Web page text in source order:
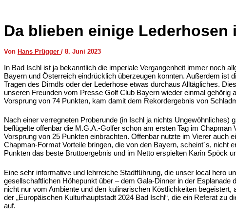
Da blieben einige
Von Hans Prügger / 8. Juni 2023
In Bad Ischl ist ja bekanntlich die imperiale Vergangenheit immer noch
Bayern und Österreich eindrücklich überzeugen konnten. Außerdem ist
Tragen des Dirndls oder der Lederhose etwas durchaus Alltägliches.
unseren Freunden vom Presse Golf Club Bayern wieder einmal
Vorsprung von 74 Punkten, kam damit dem Rekordergebnis von
Nach einer verregneten Proberunde (in Ischl ja nichts
beflügelte offenbar die M.G.A.-Golfer schon am ersten Tag im
Vorsprung von 25 Punkten einbrachten. Offenbar nutzte im Vierer auch
Chapman-Format Vorteile bringen, die von den Bayern, scheint´s, nicht
Punkten das beste Bruttoergebnis und im Netto erspielten Karin Spöck
Eine sehr informative und lehrreiche Stadtführung, die unser local hero
gesellschaftlichen Höhepunkt über – dem Gala-Dinner in der
nicht nur vom Ambiente und den kulinarischen Köstlichkeiten
der „Europäischen Kulturhauptstadt 2024 Bad Ischl“, die ein Referat zu
auf.